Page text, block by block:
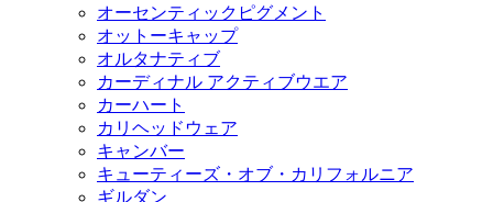
オーセンティックピグメント
オットーキャップ
オルタナティブ
カーディナル アクティブウエア
カーハート
カリヘッドウェア
キャンバー
キューティーズ・オブ・カリフォルニア
ギルダン